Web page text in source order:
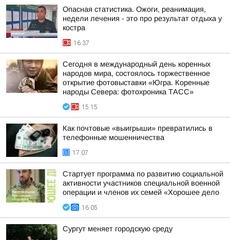
Опасная статистика. Ожоги, реанимация,
недели лечения - это про результат отдыха у
костра
16:37
Сегодня в международный день коренных
народов мира, состоялось торжественное
открытие фотовыставки «Югра. Коренные
народы Севера: фотохроника ТАСС»
15:15
Как почтовые «выигрыши» превратились в
телефонные мошенничества
17:07
Стартует программа по развитию социальной
активности участников специальной военной
операции и членов их семей «Хорошее дело
16:05
Сургут меняет городскую среду